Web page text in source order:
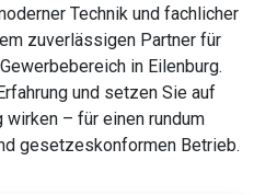
Technik und fachlicher
zuverlässigen Partner für
in Eilenburg.
und setzen Sie auf
– für einen rundum
gesetzeskonformen Betrieb.